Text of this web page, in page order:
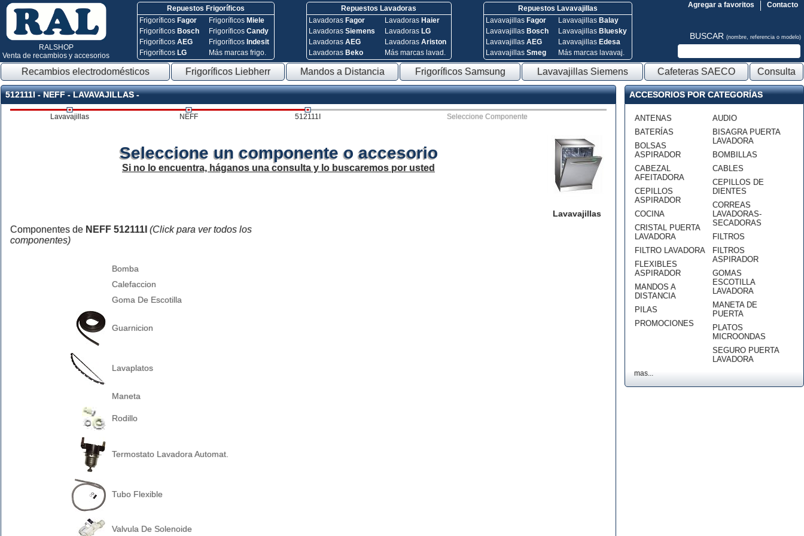
RALSHOP
Venta de recambios y accesorios
Repuestos Frigoríficos
Frigoríficos Fagor
Frigoríficos Bosch
FrigoríficosAEG
Frigoríficos LG
Frigoríficos Miele
FrigoríficosCandy
Frigoríficos Indesit
Más marcas frigo.
Repuestos Lavadoras
Lavadoras Fagor
Lavadoras Siemens
Lavadoras AEG
Lavadoras Beko
Lavadoras Haier
Lavadoras LG
Lavadoras Ariston
Más marcas lavad.
Repuestos Lavavajillas
Lavavajillas Fagor
Lavavajillas Bosch
Lavavajillas AEG
Lavavajillas Smeg
Lavavajillas Balay
Lavavajillas Bluesky
Lavavajillas Edesa
Más marcas lavavaj.
Contacto
Agregar a favoritos
BUSCAR (nombre, referencia o modelo)
Recambios electrodomésticos Frigoríficos Liebherr Mandos a Distancia Frigoríficos Samsung Lavavajillas Siemens Cafeteras SAECO Consulta
512111I - NEFF - LAVAVAJILLAS -
Lavavajillas NEFF 512111I Seleccione Componente
Lavavajillas
Seleccione un componente o accesorio
Si no lo encuentra, háganos una consulta y lo buscaremos por usted
Componentes de NEFF 512111I (Click para ver todos los
componentes)
Bomba
Calefaccion
Goma De Escotilla
Guarnicion
Lavaplatos
Maneta
Rodillo
Termostato Lavadora Automat.
Tubo Flexible
Valvula De Solenoide
ACCESORIOS POR CATEGORÍAS
ANTENAS
BATERÍAS
BOLSAS
ASPIRADOR
CABEZAL
AFEITADORA
CEPILLOS
ASPIRADOR
COCINA
CRISTAL PUERTA
LAVADORA
FILTRO LAVADORA
FLEXIBLES
ASPIRADOR
MANDOS A
DISTANCIA
PILAS
PROMOCIONES
AUDIO
BISAGRA PUERTA
LAVADORA
BOMBILLAS
CABLES
CEPILLOS DE
DIENTES
CORREAS
LAVADORAS-
SECADORAS
FILTROS
FILTROS
ASPIRADOR
GOMAS
ESCOTILLA
LAVADORA
MANETA DE
PUERTA
PLATOS
MICROONDAS
SEGURO PUERTA
LAVADORA
mas...